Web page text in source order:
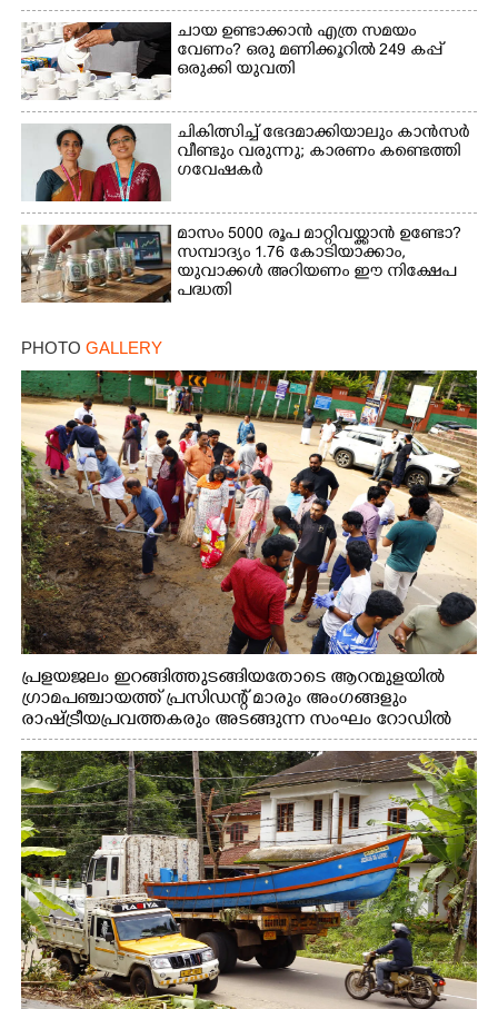
ചായ ഉണ്ടാക്കാൻ എത്ര സമയം
വേണം? ഒരു മണിക്കൂറിൽ 249 കപ്പ്
ഒരുക്കി യുവതി
ചികിത്സിച്ച് ഭേദമാക്കിയാലും കാൻസർ
വീണ്ടും വരുന്നു; കാരണം കണ്ടെത്തി
ഗവേഷകർ
മാസം 5000 രൂപ മാറ്റിവയ്ക്കാൻ ഉണ്ടോ?
സമ്പാദ്യം 1.76 കോടിയാക്കാം,
യുവാക്കൾ അറിയണം ഈ നിക്ഷേപ
പദ്ധതി
PHOTO GALLERY
പ്രളയജലം ഇറങ്ങിത്തുടങ്ങിയതോടെ ആറന്മുളയിൽ
ഗ്രാമപഞ്ചായത്ത് പ്രസിഡന്റ് മാരും അംഗങ്ങളും
രാഷ്ട്രീയപ്രവത്തകരും അടങ്ങുന്ന സംഘം റോഡിൽ
അടിഞ്ഞ് കൂടിയ ചെളിയും മണ്ണും മറ്റ് മാലിന്യങ്ങളും
നീക്കം ചെയ്യുന്നു.